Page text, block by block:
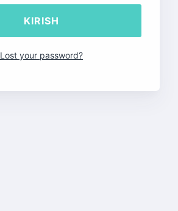
Lost your password?